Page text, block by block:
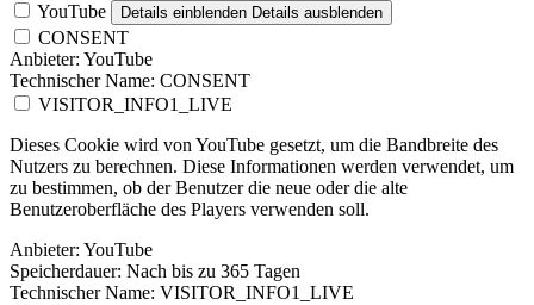
YouTube Details einblenden Details ausblenden
CONSENT
Anbieter: YouTube
Technischer Name: CONSENT
VISITOR_INFO1_LIVE
Dieses Cookie wird von YouTube gesetzt, um die Bandbreite des
Nutzers zu berechnen. Diese Informationen werden verwendet, um
zu bestimmen, ob der Benutzer die neue oder die alte
Benutzeroberfläche des Players verwenden soll.
Anbieter: YouTube
Speicherdauer: Nach bis zu 365 Tagen
Technischer Name: VISITOR_INFO1_LIVE